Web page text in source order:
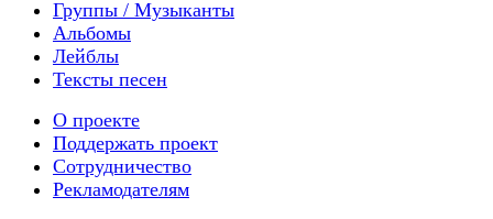
Группы / Музыканты
Альбомы
Лейблы
Тексты песен
О проекте
Поддержать проект
Сотрудничество
Рекламодателям